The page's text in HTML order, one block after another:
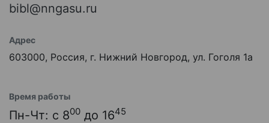
bibl@nngasu.ru
Адрес
603000, Россия, г. Нижний Новгород, ул. Гоголя 1а
Время работы
Пн-Чт: с 800 до 1645